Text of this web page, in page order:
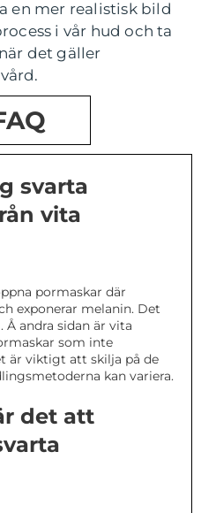
en mer realistisk bild
i vår hud och ta
det gäller
svarta
vita
pormaskar där
exponerar melanin. Det
andra sidan är vita
som inte
är viktigt att skilja på de
kan variera.
det att